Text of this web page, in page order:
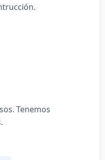
Tenemos